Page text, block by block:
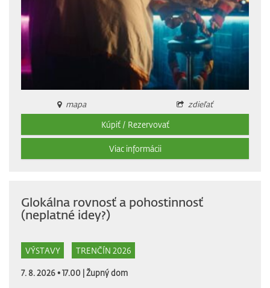
mapa
zdieľať
Kúpiť / Rezervovať
Viac informácii
Glokálna rovnosť a pohostinnosť
(neplatné idey?)
VÝSTAVY TRENČÍN 2026
7. 8. 2026 • 17.00 |Župný dom